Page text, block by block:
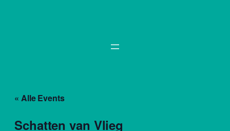
« Alle Events
Schatten van Vlieg